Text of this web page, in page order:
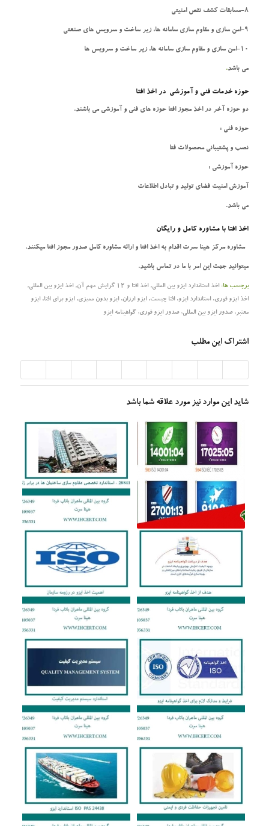
8-مسابقات کشف نقص امنیتی
9-امن سازی و مقاوم سازی سامانه ها، زیر ساخت و سرویس های صنعتی
10-امن سازی و مقاوم سازی سامانه ها، زیر ساخت و سرویس ها
می باشد.
حوزه خدمات فنی و آموزشی در اخذ افتا
دو حوزه آخر در اخذ مجوز افتا حوزه های فنی و آموزشی می باشند.
حوزه فنی :
نصب و پشتیبانی محصولات فتا
حوزه آموزشی :
آموزش امنیت فضای تولید و تبادل اطلاعات
می باشد.
اخذ افتا با مشاوره کامل و رایگان
مشاوره مرکز هینا سرت اقدام به اخذ افتا و ارائه مشاوره کامل صدور مجوز افتا میکنند.
میتوانید جهت این امر با ما در تماس باشید.
برچسب ها: اخذ استاندارد ایزو بین المللی, اخذ افتا و 12 گرایش مهم آن , اخذ ایزو بین المللی,
اخذ ایزو فوری, استاندارد ایزو, افتا چیست, ایزو ارزان, ایزو بدون ممیزی, ایزو برای افتا, ایزو
معتبر,صدور ایزو بین المللی,صدور ایزو فوری, گواهینامه ایزو
اشتراک این مطلب
شاید این موارد نیز مورد علاقه شما باشد